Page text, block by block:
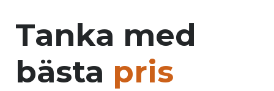
Tanka med
bästa pris